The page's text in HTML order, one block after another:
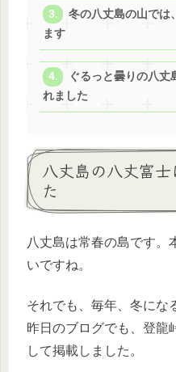
冬の八丈島の山では
ます
ぐるっと曇りの八丈
れました
八丈島の八丈富
た
八丈島は常春の島です。
いですね。
それでも、毎年、冬にな
昨日のブログでも、登龍
して掲載しました。